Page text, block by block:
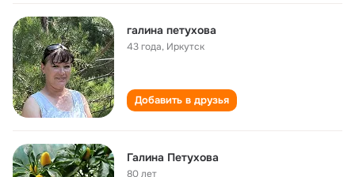
галина петухова
43 года, Иркутск
Добавить в друзья
Галина Петухова
80 лет